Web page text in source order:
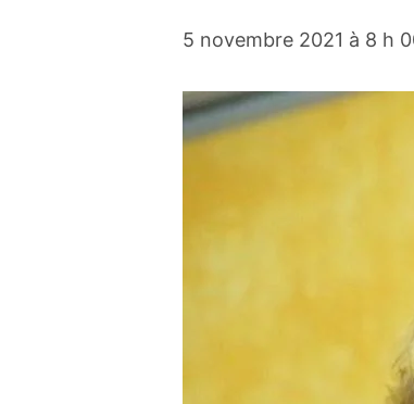
5 novembre 2021 à 8 h